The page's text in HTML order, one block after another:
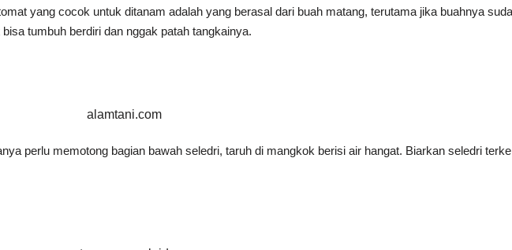
yang cocok untuk ditanam adalah yang berasal dari buah matang, terutama jika buahnya
tumbuh berdiri dan nggak patah tangkainya.
alamtani.com
perlu memotong bagian bawah seledri, taruh di mangkok berisi air hangat. Biarkan seledri